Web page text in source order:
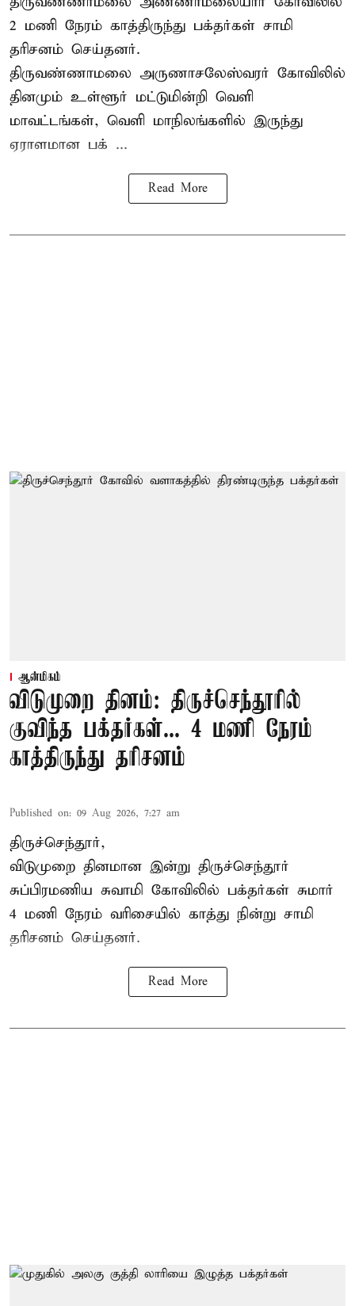
2 மணி நேரம் காத்திருந்து பக்தர்கள் சாமி
தரிசனம் செய்தனர்.
திருவண்ணாமலை அருணாசலேஸ்வரர் கோவிலில்
தினமும் உள்ளூர் மட்டுமின்றி வெளி
மாவட்டங்கள், வெளி மாநிலங்களில் இருந்து
ஏராளமான பக் ...
Read More
ஆன்மிகம்
விடுமுறை தினம்: திருச்செந்தூரில்
குவிந்த பக்தர்கள்... 4 மணி நேரம்
காத்திருந்து தரிசனம்
Published on: 09 Aug 2026, 7:27 am
திருச்செந்தூர்,
விடுமுறை தினமான இன்று திருச்செந்தூர்
சுப்பிரமணிய சுவாமி கோவிலில் பக்தர்கள் சுமார்
4 மணி நேரம் வரிசையில் காத்து நின்று சாமி
தரிசனம் செய்தனர்.
Read More